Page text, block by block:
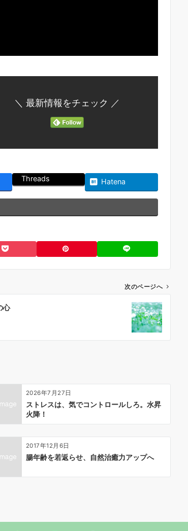
＼ 最新情報をチェック ／
Threads Hatena
次のページへ
心
2026年7月27日
ストレスは、気でコントロールしろ。水昇
火降！
2017年12月6日
腸年齢を若返らせ、自然治癒力アップへ